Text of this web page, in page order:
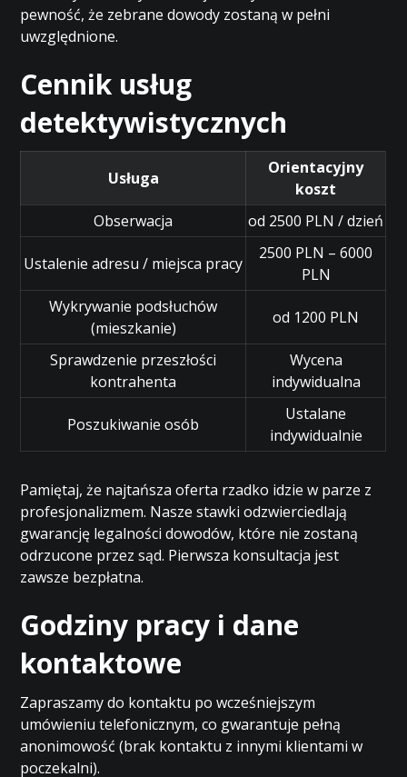
pewność, że zebrane dowody zostaną w pełni
uwzględnione.
Cennik usług
detektywistycznych
Usługa
Orientacyjny
koszt
Obserwacja
od 2500 PLN / dzień
Ustalenie adresu / miejsca pracy
2500 PLN – 6000
PLN
Wykrywanie podsłuchów
(mieszkanie)
od 1200 PLN
Sprawdzenie przeszłości
kontrahenta
Wycena
indywidualna
Poszukiwanie osób
Ustalane
indywidualnie
Pamiętaj, że najtańsza oferta rzadko idzie w parze z
profesjonalizmem. Nasze stawki odzwierciedlają
gwarancję legalności dowodów, które nie zostaną
odrzucone przez sąd. Pierwsza konsultacja jest
zawsze bezpłatna.
Godziny pracy i dane
kontaktowe
Zapraszamy do kontaktu po wcześniejszym
umówieniu telefonicznym, co gwarantuje pełną
anonimowość (brak kontaktu z innymi klientami w
poczekalni).